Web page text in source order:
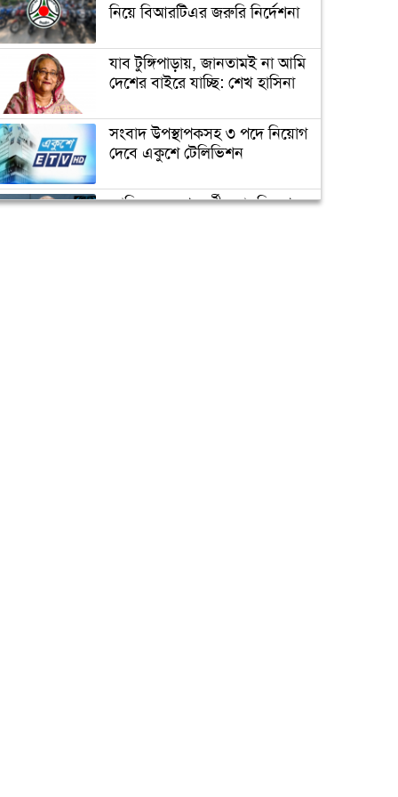
প্র্যাকটিস নিয়ে নির্দেশনা
আজ ‘বিশ্ব নিউমোনিয়া দিবস’
চরম ঝুঁকিতে বাংলাদেশ
নিরাপদ খাদ্যাভ্যাসে সুস্থ শিশু
নিয়ে বিআরটিএর জরুরি নির্দেশনা
যাব টুঙ্গিপাড়ায়, জানতামই না আমি
দেশের বাইরে যাচ্ছি: শেখ হাসিনা
সংবাদ উপস্থাপকসহ ৩ পদে নিয়োগ
দেবে একুশে টেলিভিশন
জাতিসংঘের পরবর্তী মহাসচিব পদে